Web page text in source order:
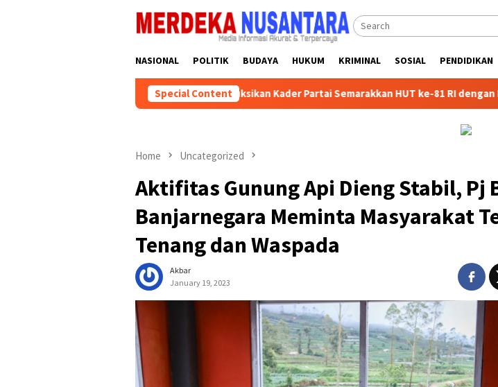
NASIONAL POLITIK BUDAYA HUKUM KRIMINAL SOSIAL PENDIDIKAN
Special Content
DPD Partai Golkar Kalsel Instruksikan Kader Partai Semarakkan HUT ke-81 RI dengan Kegiatan
Home Uncategorized
Aktifitas Gunung Api Dieng Stabil, Pj
Banjarnegara Meminta Masyarakat
Tenang dan Waspada
Akbar
January 19, 2023